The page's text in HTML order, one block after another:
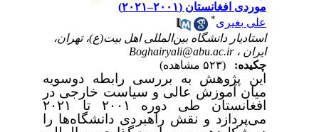
موردی افغانستان (۲۰۰۱–۲۰۲۱)
علی بغیری*
استادیار دانشگاه بین‌المللی اهل بیت(ع)، تهران،
ایران ، Boghairyali@abu.ac.ir
چکیده:
این پژوهش به بررسی رابطه دوسویه
میان آموزش عالی و سیاست خارجی در
افغانستان طی دوره‌
۲۰۰۱تا۲۰۲۱
می‌پردازد و نقش راهبردی دانشگاه‌ها را